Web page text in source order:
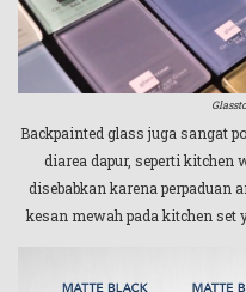
Backpainted glass juga sangat
diarea dapur, seperti kitchen
disebabkan karena perpaduan
kesan mewah pada kitchen set